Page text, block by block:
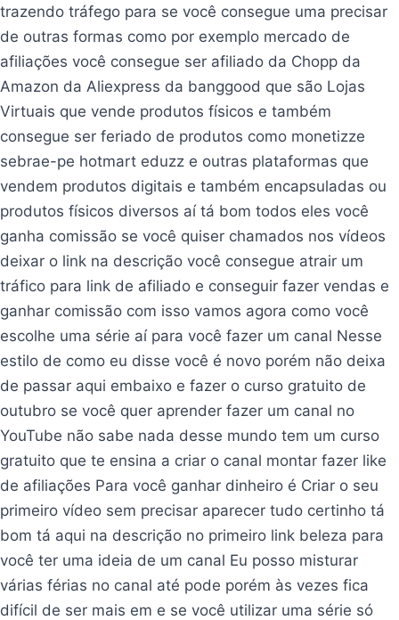
trazendo tráfego para se você consegue uma precisar
de outras formas como por exemplo mercado de
afiliações você consegue ser afiliado da Chopp da
Amazon da Aliexpress da banggood que são Lojas
Virtuais que vende produtos físicos e também
consegue ser feriado de produtos como monetizze
sebrae-pe hotmart eduzz e outras plataformas que
vendem produtos digitais e também encapsuladas ou
produtos físicos diversos aí tá bom todos eles você
ganha comissão se você quiser chamados nos vídeos
deixar o link na descrição você consegue atrair um
tráfico para link de afiliado e conseguir fazer vendas e
ganhar comissão com isso vamos agora como você
escolhe uma série aí para você fazer um canal Nesse
estilo de como eu disse você é novo porém não deixa
de passar aqui embaixo e fazer o curso gratuito de
outubro se você quer aprender fazer um canal no
YouTube não sabe nada desse mundo tem um curso
gratuito que te ensina a criar o canal montar fazer like
de afiliações Para você ganhar dinheiro é Criar o seu
primeiro vídeo sem precisar aparecer tudo certinho tá
bom tá aqui na descrição no primeiro link beleza para
você ter uma ideia de um canal Eu posso misturar
várias férias no canal até pode porém às vezes fica
difícil de ser mais em e se você utilizar uma série só